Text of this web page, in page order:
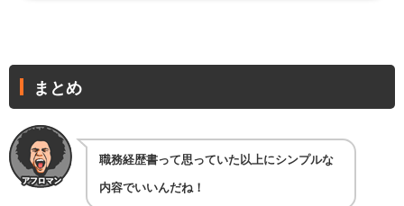
まとめ
職務経歴書って思っていた以上にシンプルな
内容でいいんだね！